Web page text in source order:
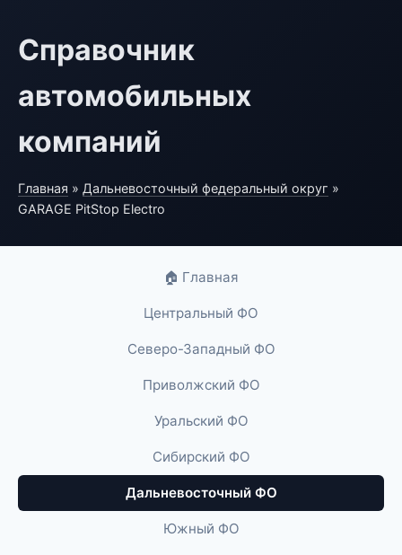
Справочник
автомобильных
компаний
Главная » Дальневосточный федеральный округ »
GARAGE PitStop Electro
🏠 Главная
Центральный ФО
Северо-Западный ФО
Приволжский ФО
Уральский ФО
Сибирский ФО
Дальневосточный ФО
Южный ФО